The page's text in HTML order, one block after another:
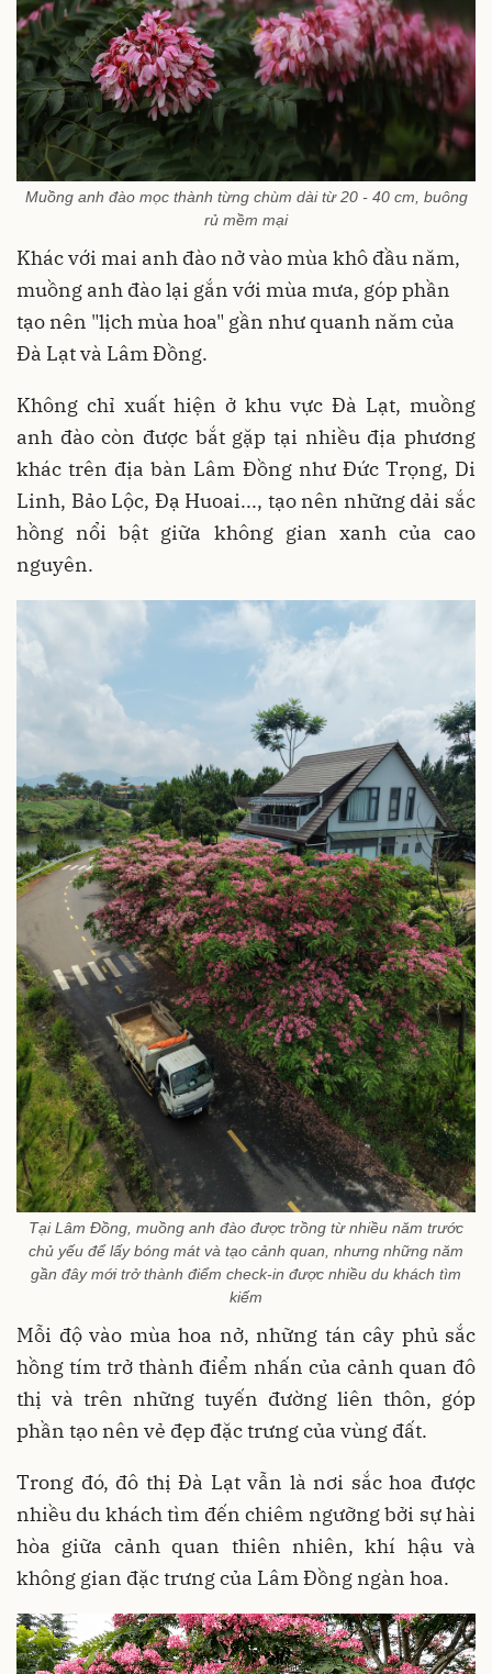
Muồng anh đào mọc thành từng chùm dài từ 20 - 40 cm, buông
rủ mềm mại
Khác với mai anh đào nở vào mùa khô đầu năm,
muồng anh đào lại gắn với mùa mưa, góp phần
tạo nên "lịch mùa hoa" gần như quanh năm của
Đà Lạt và Lâm Đồng.
Không chỉ xuất hiện ở khu vực Đà Lạt, muồng
anh đào còn được bắt gặp tại nhiều địa phương
khác trên địa bàn Lâm Đồng như Đức Trọng, Di
Linh, Bảo Lộc, Đạ Huoai..., tạo nên những dải sắc
hồng nổi bật giữa không gian xanh của cao
nguyên.
Tại Lâm Đồng, muồng anh đào được trồng từ nhiều năm trước
chủ yếu để lấy bóng mát và tạo cảnh quan, nhưng những năm
gần đây mới trở thành điểm check-in được nhiều du khách tìm
kiếm
Mỗi độ vào mùa hoa nở, những tán cây phủ sắc
hồng tím trở thành điểm nhấn của cảnh quan đô
thị và trên những tuyến đường liên thôn, góp
phần tạo nên vẻ đẹp đặc trưng của vùng đất.
Trong đó, đô thị Đà Lạt vẫn là nơi sắc hoa được
nhiều du khách tìm đến chiêm ngưỡng bởi sự hài
hòa giữa cảnh quan thiên nhiên, khí hậu và
không gian đặc trưng của Lâm Đồng ngàn hoa.